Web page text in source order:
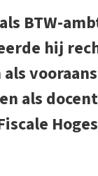
BTW-
hij
als